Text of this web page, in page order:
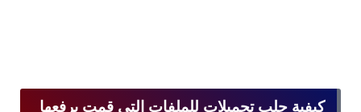
كيفية جلب تحميلات للملفات التي قمت برفعها